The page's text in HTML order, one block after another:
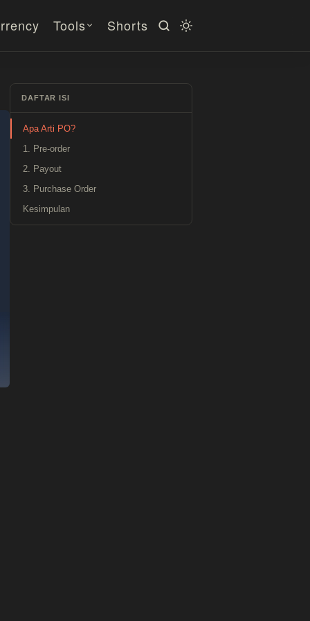
Tools Shorts
DAFTAR ISI
Apa Arti PO?
1. Pre-order
2. Payout
3. Purchase Order
Kesimpulan